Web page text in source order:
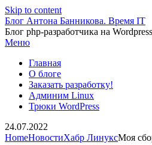
Skip to content
Блог Антона Банникова. Время IT
Блог php-разработчика на Wordpress
Меню
Главная
О блоге
Заказать разработку!
Админим Linux
Трюки WordPress
24.07.2022
HomeНовостиХабр ЛинуксМоя